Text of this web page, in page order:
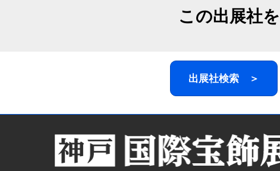
この出展社
出展社検索 ＞